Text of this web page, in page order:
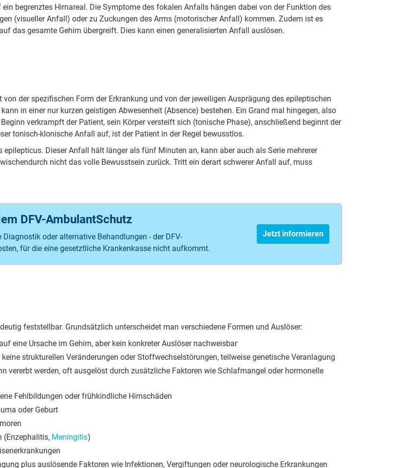
begrenztes Hirnareal. Die Symptome des fokalen Anfalls hängen dabei von der Funktion des
(visueller Anfall) oder zu Zuckungen des Arms (motorischer Anfall) kommen. Zudem ist es
das gesamte Gehirn übergreift. Dies kann einen generalisierten Anfall auslösen.
der spezifischen Form der Erkrankung und von der jeweiligen Ausprägung des epileptischen
in einer nur kurzen geistigen Abwesenheit (Absence) bestehen. Ein Grand mal hingegen, also
verkrampft der Patient, sein Körper versteift sich (tonische Phase), anschließend beginnt der
tonisch-klonische Anfall auf, ist der Patient in der Regel bewusstlos.
Dieser Anfall hält länger als fünf Minuten an, kann aber auch als Serie mehrerer
nicht das volle Bewusstsein zurück. Tritt ein derart schwerer Anfall auf, muss
DFV-AmbulantSchutz
oder alternative Behandlungen - der DFV-
für die eine gesetztliche Krankenkasse nicht aufkommt.
Jetzt informieren
feststellbar. Grundsätzlich unterscheidet man verschiedene Formen und Auslöser:
eine Ursache im Gehirn, aber kein konkreter Auslöser nachweisbar
keine strukturellen Veränderungen oder Stoffwechselstörungen, teilweise genetische Veranlagung
vererbt werden, oft ausgelöst durch zusätzliche Faktoren wie Schlafmangel oder hormonelle
Fehlbildungen oder frühkindliche Hirnschäden
oder Geburt
(Enzephalitis, Meningitis)
plus auslösende Faktoren wie Infektionen, Vergiftungen oder neurologische Erkrankungen